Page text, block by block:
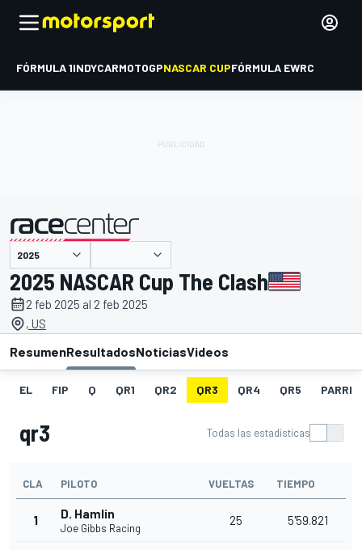
FÓRMULA 1INDYCARMOTOGPNASCAR CUPFÓRMULA EWRC
presentado por
2025 NASCAR Cup The Clash
2 feb 2025 al 2 feb 2025
, US
ResumenResultadosNoticiasVideos
EL FIP Q QR1 QR2 QR3 QR4 QR5
qr3 Todas las estadísticas
CLA PILOTO VUELTAS TIEMPO
1 D. Hamlin
Joe Gibbs Racing
25 5'59.821